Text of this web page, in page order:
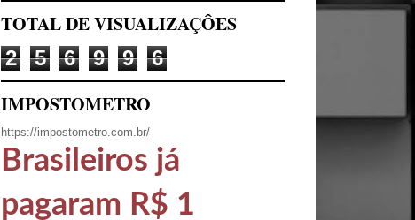
TOTAL DE VISUALIZAÇÔES
2 5 6 9 9 6
IMPOSTOMETRO
https://impostometro.com.br/
Brasileiros já
pagaram R$ 1